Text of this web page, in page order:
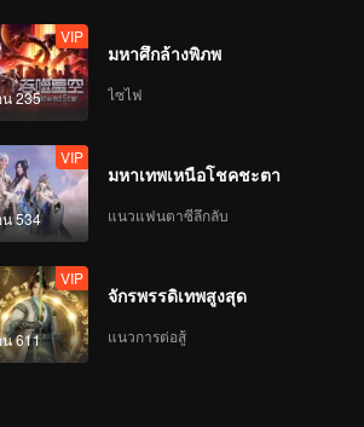
235
VIP
มหาศึกล้างพิภพ
ไซไฟ
534
VIP
มหาเทพเหนือโชคชะตา
แนวแฟนตาซีลึกลับ
611
VIP
จักรพรรดิเทพสูงสุด
แนวการต่อสู้